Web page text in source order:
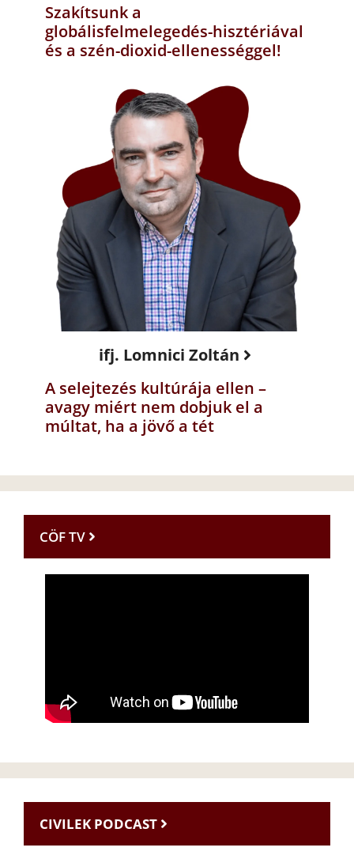
Szakítsunk a
globálisfelmelegedés-hisztériával
és a szén-dioxid-ellenességgel!
ifj. Lomnici Zoltán
A selejtezés kultúrája ellen –
avagy miért nem dobjuk el a
múltat, ha a jövő a tét
CÖF TV
CIVILEK PODCAST